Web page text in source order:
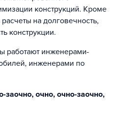
конструкций. Кроме
на долговечность,
конструкции.
работают инженерами-
инженерами по
очно, очно-заочно,